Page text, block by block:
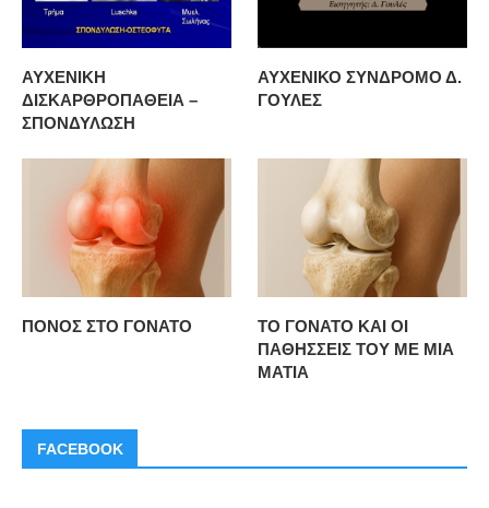
ΑΥΧΕΝΙΚΗ
ΔΙΣΚΑΡΘΡΟΠΑΘΕΙΑ –
ΣΠΟΝΔΥΛΩΣΗ
ΑΥΧΕΝΙΚΟ ΣΥΝΔΡΟΜΟ Δ.
ΓΟΥΛΕΣ
ΠΟΝΟΣ ΣΤΟ ΓΟΝΑΤΟ
ΤΟ ΓΟΝΑΤΟ ΚΑΙ ΟΙ
ΠΑΘΗΣΣΕΙΣ ΤΟΥ ΜΕ ΜΙΑ
ΜΑΤΙΑ
FACEBOOK